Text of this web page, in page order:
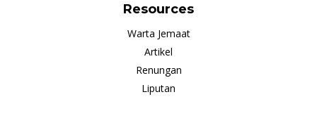
Resources
Warta Jemaat
Artikel
Renungan
Liputan